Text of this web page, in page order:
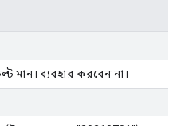
মান। ব্যবহার করবেন না।